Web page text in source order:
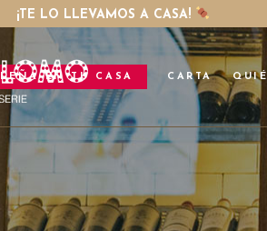
¡TE LO LLEVAMOS A CASA!
LEÑA EN TU CASA CARTA